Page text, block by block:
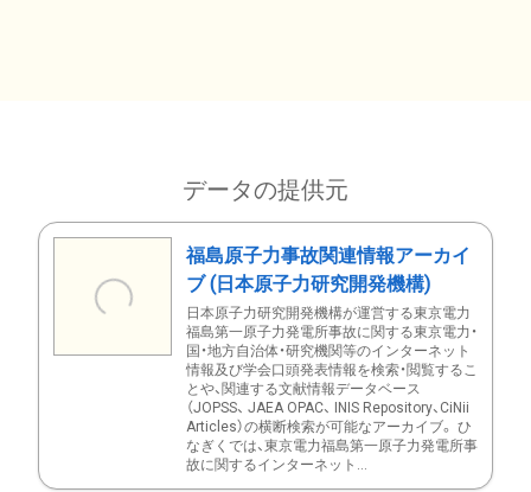
データの提供元
福島原子力事故関連情報アーカイ
ブ (日本原子力研究開発機構)
日本原子力研究開発機構が運営する東京電力
福島第一原子力発電所事故に関する東京電力・
国・地方自治体・研究機関等のインターネット
情報及び学会口頭発表情報を検索・閲覧するこ
とや、関連する文献情報データベース
（JOPSS、 JAEA OPAC、 INIS Repository、CiNii
Articles）の横断検索が可能なアーカイブ。 ひ
なぎくでは、東京電力福島第一原子力発電所事
故に関するインターネット...